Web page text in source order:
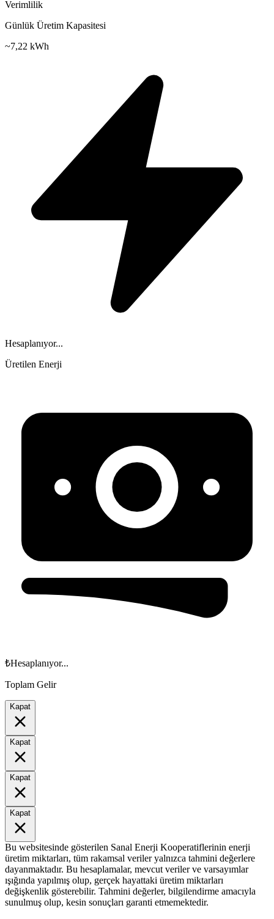
Verimlilik
Günlük Üretim Kapasitesi
~7,22 kWh
Hesaplanıyor...
Üretilen Enerji
₺Hesaplanıyor...
Toplam Gelir
Kapat
Kapat
Kapat
Kapat
Bu websitesinde gösterilen Sanal Enerji Kooperatiflerinin enerji
üretim miktarları, tüm rakamsal veriler yalnızca tahmini değerlere
dayanmaktadır. Bu hesaplamalar, mevcut veriler ve varsayımlar
ışığında yapılmış olup, gerçek hayattaki üretim miktarları
değişkenlik gösterebilir. Tahmini değerler, bilgilendirme amacıyla
sunulmuş olup, kesin sonuçları garanti etmemektedir.